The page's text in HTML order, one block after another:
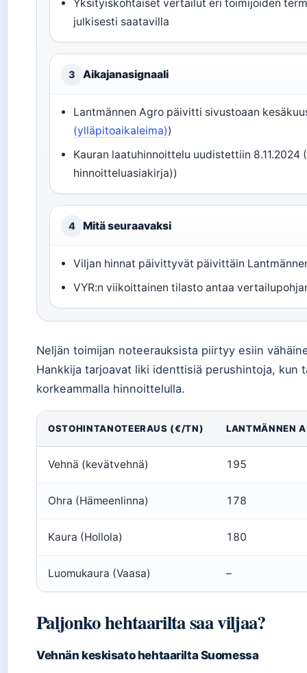
Yksityiskohtaiset vertailut eri toimijoiden
julkisesti saatavilla
3 Aikajanasignaali
Lantmännen Agro päivitti sivustoaan
(ylläpitoaikaleima))
Kauran laatuhinnoittelu uudistettiin 8.11.2024
hinnoitteluasiakirja))
4 Mitä seuraavaksi
Viljan hinnat päivittyvät päivittäin
VYR:n viikoittainen tilasto antaa
Neljän toimijan noteerauksista piirtyy esiin
Hankkija tarjoavat liki identtisiä perushintoja, kun
korkeammalla hinnoittelulla.
OSTOHINTANOTEERAUS (€/TN) LANTMÄNNEN
Vehnä (kevätvehnä) 195
Ohra (Hämeenlinna) 178
Kaura (Hollola) 180
Luomukaura (Vaasa) –
Paljonko hehtaarilta saa viljaa?
Vehnän keskisato hehtaarilta Suomessa